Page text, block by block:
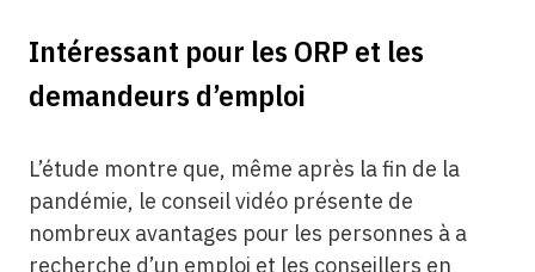
Intéressant pour les ORP et les
demandeurs d’emploi
L’étude montre que, même après la fin de la
pandémie, le conseil vidéo présente de
nombreux avantages pour les personnes à a
recherche d’un emploi et les conseillers en